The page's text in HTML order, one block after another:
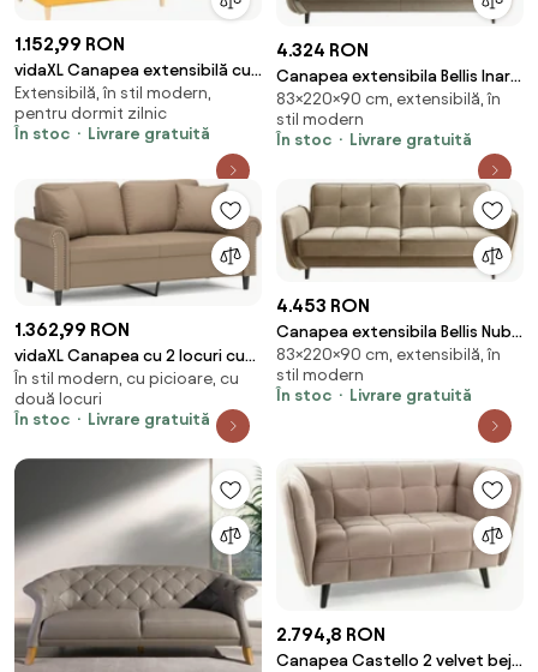
1.152,99 RON
vidaXL Canapea extensibilă cu
2 locuri, 2 perne, galben, textil
Extensibilă, în stil modern,
pentru dormit zilnic
În stoc
Livrare gratuită
4.324 RON
Canapea extensibila Bellis Inari
22
83×220×90 cm, extensibilă, în
stil modern
În stoc
Livrare gratuită
1.362,99 RON
vidaXL Canapea cu 2 locuri cu
pernuțe, cappuccino, 140 cm,
piele eco.
În stil modern, cu picioare, cu
două locuri
În stoc
Livrare gratuită
4.453 RON
Canapea extensibila Bellis Nube
20
83×220×90 cm, extensibilă, în
stil modern
În stoc
Livrare gratuită
2.794,8 RON
Canapea Castello 2 velvet bej